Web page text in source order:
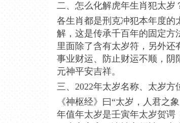
二、怎么化解虎年生肖犯太岁
各生肖都是刑克冲犯本年度的
解，这是传承千百年的固定方
里面除了含有太岁符，另外
事业财运、防止财运不顺，阴
元神平安吉祥。
三、2022年太岁名称、太岁方
《神枢经》曰“太岁，人君之
年值年太岁是壬寅年太岁贺谔